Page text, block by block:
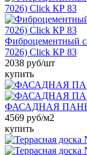
Фиброцементный
7026) Click КР 83
2038 руб/шт
купить
ФАСАДНАЯ
4569 руб/м2
купить